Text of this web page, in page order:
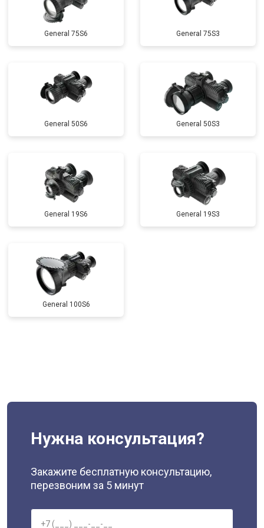
General 75S6 General 75S3
General 50S6 General 50S3
General 19S6 General 19S3
General 100S6
Нужна консультация?
Закажите бесплатную консультацию,
перезвоним за 5 минут